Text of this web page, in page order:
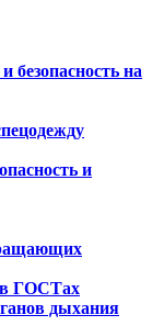
безопасность на
и
в ГОСТах
дыхания